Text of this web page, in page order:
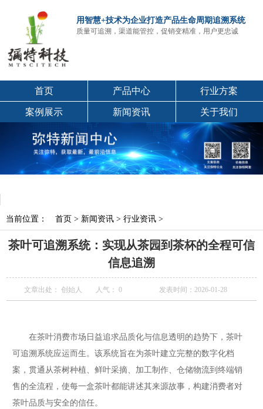
用智慧+技术为企业打造产品生命周期追溯系统
质量可追溯，渠道能管控，促销变精准，用户更忠诚
首页 产品中心 行业方案
案例展示 新闻资讯 关于我们
当前位置： 首页 > 新闻资讯 > 行业资讯 >
茶叶可追溯系统：实现从茶园到茶杯的全程可信
信息追溯
文章出处： 创始人 人气： 0 发表时间：2026-01-28
在茶叶消费市场日益追求品质化与信息透明的趋势下，茶叶
可追溯系统应运而生。该系统旨在为茶叶建立完整的数字化档
案，贯通从茶树种植、鲜叶采摘、加工制作、仓储物流到终端销
售的全流程，使每一盒茶叶都能讲述其来源故事，构建消费者对
茶叶品质与安全的信任。